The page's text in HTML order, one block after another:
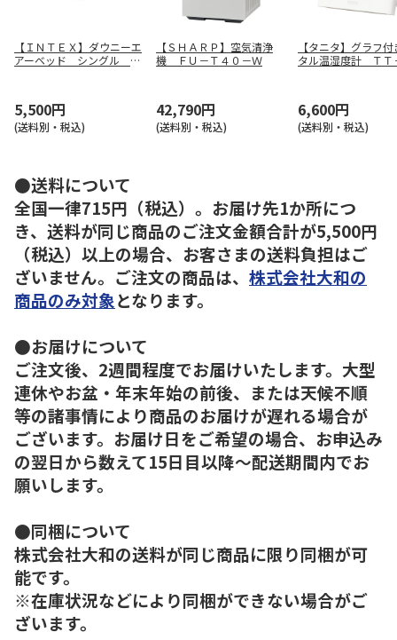
【ＩＮＴＥＸ】ダウニーエ
アーベッド シングル ６
5,500円
(送料別・税込)
【ＳＨＡＲＰ】空気清浄
機 ＦＵ－Ｔ４０－Ｗ
42,790円
(送料別・税込)
【タニタ】グラフ
タル温湿度計 ＴＴ
6,600円
(送料別・税込)
●送料について
全国一律715円（税込）。お届け先1か所につ
き、送料が同じ商品のご注文金額合計が5,500円
（税込）以上の場合、お客さまの送料負担はご
ざいません。ご注文の商品は、 株式会社大和の
商品のみ対象となります。
●お届けについて
ご注文後、2週間程度でお届けいたします。大型
連休やお盆・年末年始の前後、または天候不順
等の諸事情により商品のお届けが遅れる場合が
ございます。お届け日をご希望の場合、お申込み
の翌日から数えて15日目以降～配送期間内でお
願いします。
●同梱について
株式会社大和の送料が同じ商品に限り同梱が可
能です。
※在庫状況などにより同梱ができない場合がご
ざいます。